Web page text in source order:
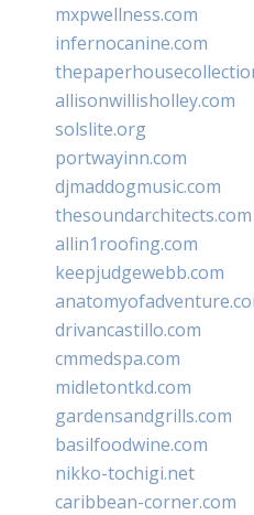
mxpwellness.com
infernocanine.com
allisonwillisholley.com
solslite.org
portwayinn.com
djmaddogmusic.com
thesoundarchitects.com
allin1roofing.com
keepjudgewebb.com
drivancastillo.com
cmmedspa.com
midletontkd.com
gardensandgrills.com
basilfoodwine.com
nikko-tochigi.net
caribbean-corner.com